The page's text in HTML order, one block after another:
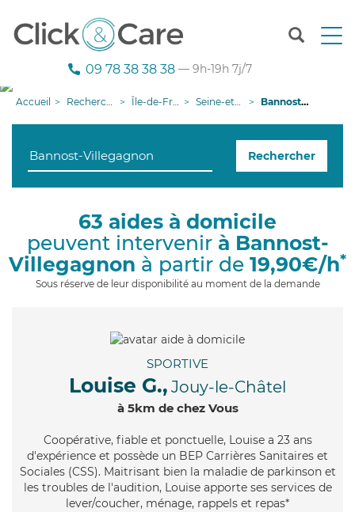
T
n
g
o
n
09 78 38 38 38 — 9h-19h 7j/7
Accueil Recherche aide à domicile Île-de-France Seine-et-Marne Bannost-Villegagnon
Rechercher
63 aides à domicile
peuvent intervenir à Bannost-
Villegagnon à partir de 19,90€/h*
Sous réserve de leur disponibilité au moment de la demande
SPORTIVE
Louise G., Jouy-le-Châtel
à 5km de chez Vous
Coopérative, fiable et ponctuelle, Louise a 23 ans
d'expérience et possède un BEP Carrières Sanitaires et
Sociales (CSS). Maitrisant bien la maladie de parkinson et
les troubles de l'audition, Louise apporte ses services de
lever/coucher, ménage, rappels et repas*